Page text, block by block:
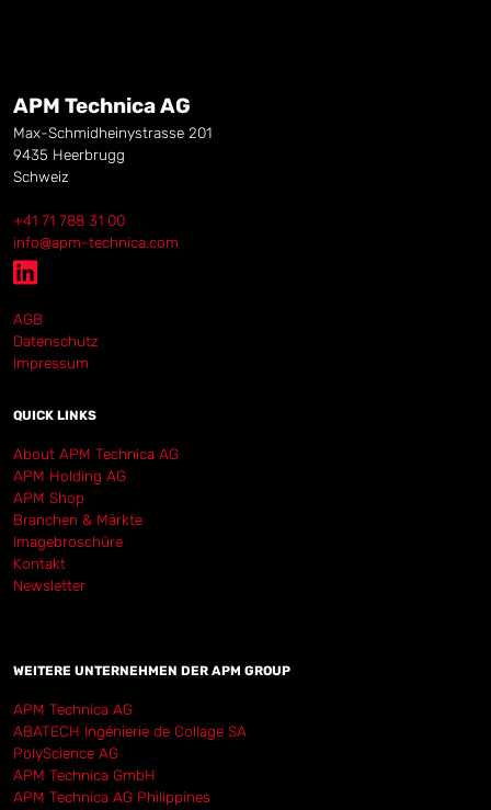
APM Technica AG
Max-Schmidheinystrasse 201
9435 Heerbrugg
Schweiz
+41 71 788 31 00
info@apm-technica.com
AGB
Datenschutz
Impressum
QUICK LINKS
About APM Technica AG
APM Holding AG
APM Shop
Branchen & Märkte
Imagebroschüre
Kontakt
Newsletter
WEITERE UNTERNEHMEN DER APM GROUP
APM Technica AG
ABATECH Ingénierie de Collage SA
PolyScience AG
APM Technica GmbH
APM Technica AG Philippines